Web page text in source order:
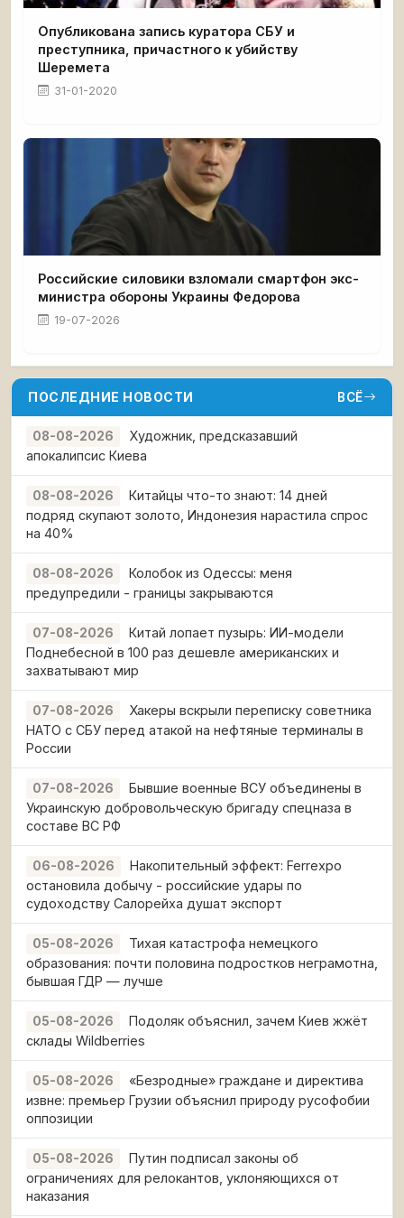
Опубликована запись куратора СБУ и
преступника, причастного к убийству
Шеремета
31-01-2020
Российские силовики взломали смартфон экс-
министра обороны Украины Федорова
19-07-2026
ПОСЛЕДНИЕ НОВОСТИ ВСЁ
08-08-2026
Художник, предсказавший
апокалипсис Киева
08-08-2026
Китайцы что-то знают: 14 дней
подряд скупают золото, Индонезия нарастила спрос
на 40%
08-08-2026
Колобок из Одессы: меня
предупредили - границы закрываются
07-08-2026
Китай лопает пузырь: ИИ-модели
Поднебесной в 100 раз дешевле американских и
захватывают мир
07-08-2026
Хакеры вскрыли переписку советника
НАТО с СБУ перед атакой на нефтяные терминалы в
России
07-08-2026
Бывшие военные ВСУ объединены в
Украинскую добровольческую бригаду спецназа в
составе ВС РФ
06-08-2026
Накопительный эффект: Ferrexpo
остановила добычу - российские удары по
судоходству Салорейха душат экспорт
05-08-2026
Тихая катастрофа немецкого
образования: почти половина подростков неграмотна,
бывшая ГДР — лучше
05-08-2026
Подоляк объяснил, зачем Киев жжёт
склады Wildberries
05-08-2026
«Безродные» граждане и директива
извне: премьер Грузии объяснил природу русофобии
оппозиции
05-08-2026
Путин подписал законы об
ограничениях для релокантов, уклоняющихся от
наказания